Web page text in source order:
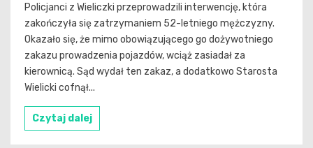
Policjanci z Wieliczki przeprowadzili interwencję, która
zakończyła się zatrzymaniem 52-letniego mężczyzny.
Okazało się, że mimo obowiązującego go dożywotniego
zakazu prowadzenia pojazdów, wciąż zasiadał za
kierownicą. Sąd wydał ten zakaz, a dodatkowo Starosta
Wielicki cofnął...
Czytaj dalej